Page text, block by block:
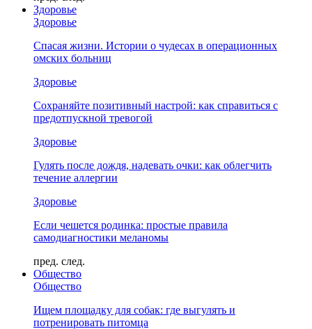
Здоровье
Здоровье
Спасая жизни. Истории о чудесах в операционных
омских больниц
Здоровье
Сохраняйте позитивный настрой: как справиться с
предотпускной тревогой
Здоровье
Гулять после дождя, надевать очки: как облегчить
течение аллергии
Здоровье
Если чешется родинка: простые правила
самодиагностики меланомы
пред. след.
Общество
Общество
Ищем площадку для собак: где выгулять и
потренировать питомца